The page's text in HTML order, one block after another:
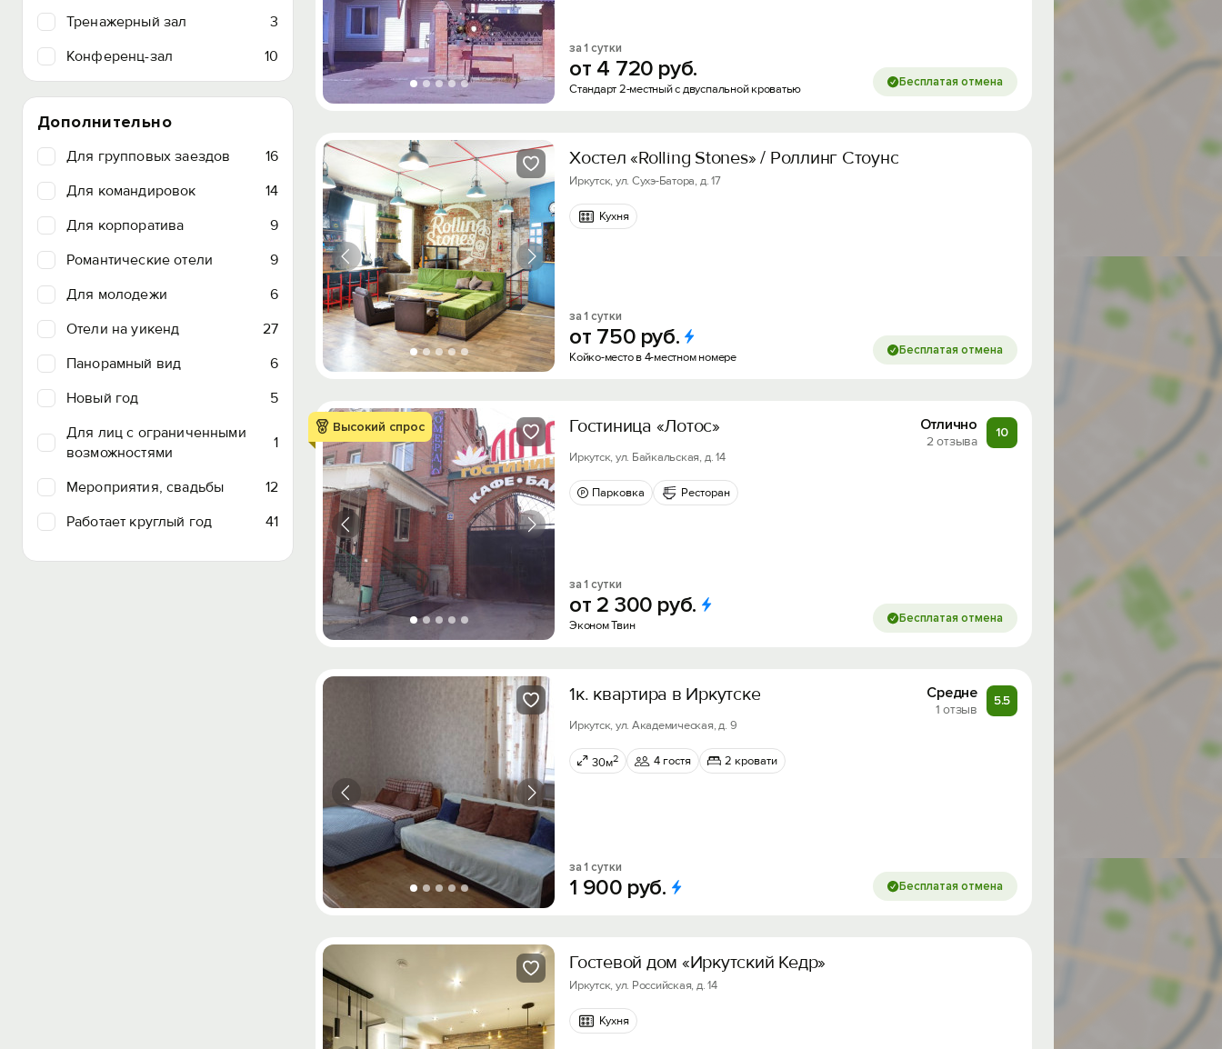
Тренажерный зал
3
Конференц-зал
10
Дополнительно
Для групповых заездов
16
Для командировок
14
Для корпоратива
9
Романтические отели
9
Для молодежи
6
Отели на уикенд
27
Панорамный вид
6
Новый год
5
Для лиц с ограниченными
возможностями
1
Мероприятия, свадьбы
12
Работает круглый год
41
за 1 сутки
от 4 720 руб.
Стандарт 2-местный с двуспальной кроватью Бесплатая отмена
Хостел «Rolling Stones» / Роллинг Стоунс
Иркутск, ул. Сухэ-Батора, д. 17
Кухня
за 1 сутки
от 750 руб.
Койко-место в 4-местном номере Бесплатая отмена
Высокий спрос Гостиница «Лотос» Отлично
2 отзыва
10
Иркутск, ул. Байкальская, д. 14
Парковка Ресторан
за 1 сутки
от 2 300 руб.
Эконом Твин Бесплатая отмена
1к. квартира в Иркутске Средне
1 отзыв
5.5
Иркутск, ул. Академическая, д. 9
30м2 4 гостя 2 кровати
за 1 сутки
1 900 руб. Бесплатая отмена
Гостевой дом «Иркутский Кедр»
Иркутск, ул. Российская, д. 14
Кухня